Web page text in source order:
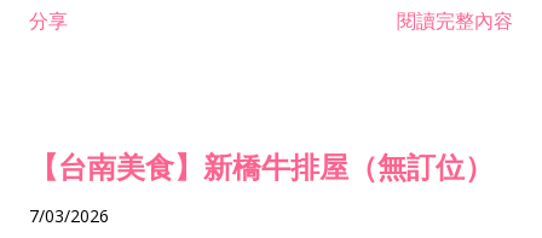
發業 H703090 不動產買賣業 H703100 不動產租賃業 I503010
分享 閱讀完整內容
【台南美食】新橋牛排屋（無訂位）
7/03/2026